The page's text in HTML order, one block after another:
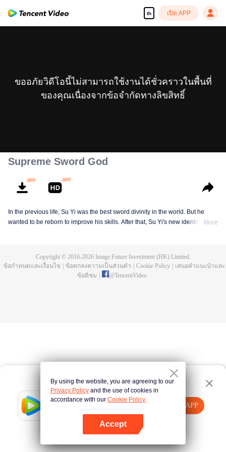
th เปิด APP
Tencent Video
เปิด APP
คลิกที่นี่ ลองใหม่อีกครั้ง
ขออภัยวิดีโอนี้ไม่สามารถใช้งานได้ชั่วคราวในพื้นที่
ของคุณเนื่องจากข้อจำกัดทางลิขสิทธิ์
Supreme Sword God
In the previous life, Su Yi was the best sword divinity in the world. But he
wanted to be reborn to improve his skills. After that, Su Yi's new identity was
become a live-in son-in-law. A year later, he awakened the memory of his
previous life and began his rise.
More
Copyright © 2016-2026Image Future Investment (HK) Limited.
ข้อกำหนดและเงื่อนไข
ข้อตกลงความเป็นส่วนตัว Cookie Policy
เสนอคำแนะนำและ
ข้อติชม
@TencentVideo
By using the website, you are agreeing to our
Privacy Policy and the use of cookies in
accordance with our Cookie Policy.
Accept